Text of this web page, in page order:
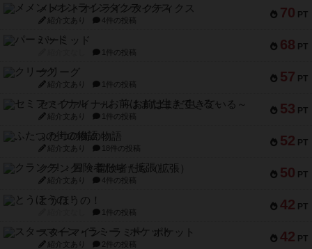
70 PT
メメントオンラインタクティクス
紹介文あり 4件の投稿
68 PT
パーミッド
1件の投稿
57 PT
クリーグ
紹介文あり 1件の投稿
53 PT
セミファイナル ～お前はまだ生きている～
紹介文あり 1件の投稿
52 PT
ふたつの街の物語
紹介文あり 18件の投稿
50 PT
クランク! ：冒険者たち（拡張）
紹介文あり 4件の投稿
42 PT
とうほうの！
1件の投稿
42 PT
スターマイン・ラミー ポケット
紹介文あり 2件の投稿